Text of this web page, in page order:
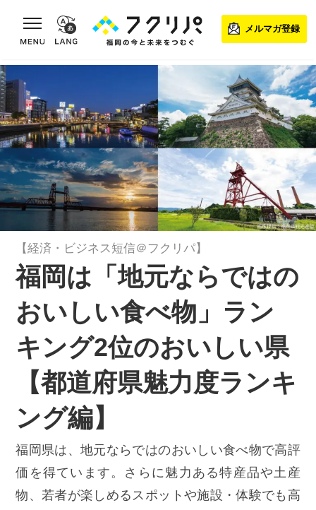
toggle navigation
メルマガ登録
【経済・ビジネス短信＠フクリパ】
福岡は「地元ならではの
おいしい食べ物」ラン
キング2位のおいしい県
【都道府県魅力度ランキ
ング編】
福岡県は、地元ならではのおいしい食べ物で高評
価を得ています。さらに魅力ある特産品や土産
物、若者が楽しめるスポットや施設・体験でも高